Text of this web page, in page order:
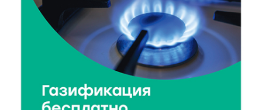
Виталий Королев запустил веловолну на Волге в
Калязине
8 Авг 2026 13:37 354
Чем удивит X Международный фестиваль «Калитка»